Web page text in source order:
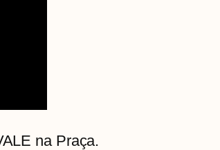
na Praça.